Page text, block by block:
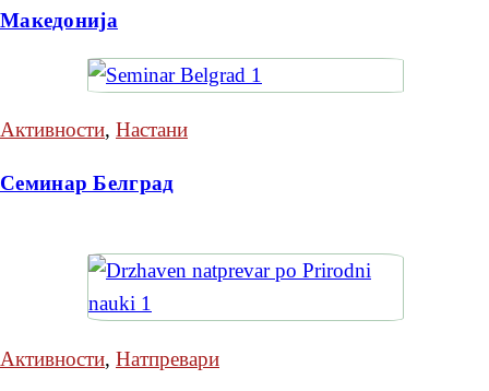
Македонија
Активности, Настани
Семинар Белград
Активности, Натпревари